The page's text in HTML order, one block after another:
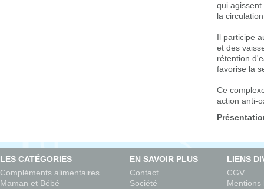
qui
la
Il participe
et des
rétention
favorise la
Ce
action anti-
LES CATÉGORIES
Compléments alimentaires
Maman et Bébé
EN SAVOIR PLUS
Contact
Société
LIENS
CGV
Mentions